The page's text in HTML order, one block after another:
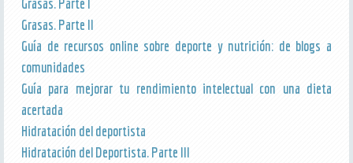
Grasas. Parte I
Grasas. Parte II
Guía de recursos online sobre deporte y nutrición: de blogs a
comunidades
Guía para mejorar tu rendimiento intelectual con una dieta
acertada
Hidratación del deportista
Hidratación del Deportista. Parte III